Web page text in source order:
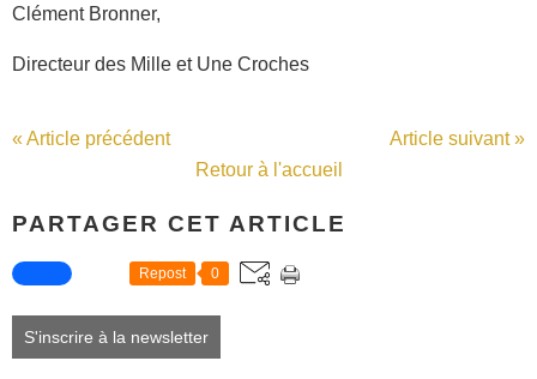
Clément Bronner,
Directeur des Mille et Une Croches
« Article précédent
Article suivant »
Retour à l'accueil
PARTAGER CET ARTICLE
Repost 0
S'inscrire à la newsletter